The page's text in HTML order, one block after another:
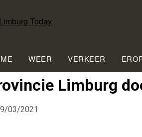
WEER VERKEER
Lim­burg
03/2021